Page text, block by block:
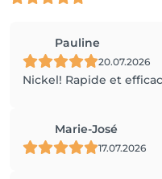
Pauline
20.07.2026
Nickel! Rapide et
Marie-José
17.07.2026